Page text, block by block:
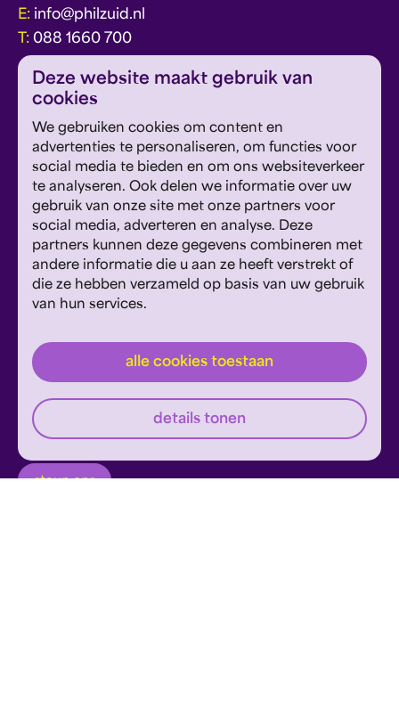
Deze website maakt gebruik van
cookies
We gebruiken cookies om content en
advertenties te personaliseren, om functies voor
social media te bieden en om ons websiteverkeer
te analyseren. Ook delen we informatie over uw
gebruik van onze site met onze partners voor
social media, adverteren en analyse. Deze
partners kunnen deze gegevens combineren met
andere informatie die u aan ze heeft verstrekt of
die ze hebben verzameld op basis van uw gebruik
van hun services.
alle cookies toestaan
details tonen
E: info@philzuid.nl
T: 088 1660 700
over Philzuid vacatures
wij danken contact
Meld je aan voor de Philzuid nieuwsbrief en
ontvang concerttips en ons laatste nieuws.
Dit formulier wordt beschermd door reCAPTCHA en
Google's
PrivacyverklaringenServicevoorwaarden
zijn
van toepassing.
Geef om Philzuid en steun ons!
steun ons